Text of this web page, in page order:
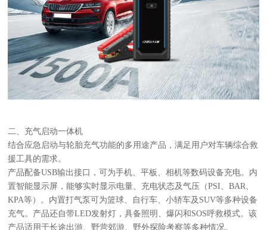
二、充气启动一体机
结合应急启动与轮胎充气功能的多用途产品，满足用户对车辆综合救
援工具的需求。
产品配备USB输出接口，可为手机、平板、相机等数码设备充电。内
置智能显示屏，能够实时显示电量、充电状态及气压（PSI、BAR、
KPA等）。内置打气泵可为篮球、自行车、小轿车及SUV等多种设备
充气。产品还自带LED发射灯，具备照明、爆闪和SOS呼救模式。该
产品适用于长途出游、野营郊游、野外探险考察等多种情况。